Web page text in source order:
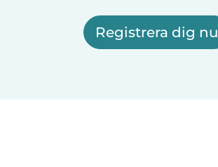
Registrera dig nu